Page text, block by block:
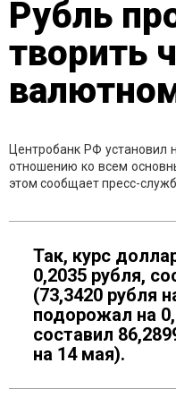
Рубль
творить
Центробанк РФ установил
отношению ко всем
этом сообщает пресс-
Так, курс
0,2035 рубля,
(73,3420 рубля
подорожал на
составил
на 14 мая).